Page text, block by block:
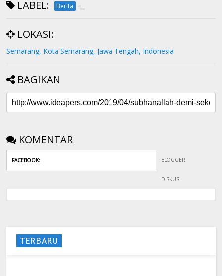
LABEL: Berita
LOKASI:
Semarang, Kota Semarang, Jawa Tengah, Indonesia
BAGIKAN
KOMENTAR
FACEBOOK: BLOGGER
DISKUSI
TERBARU